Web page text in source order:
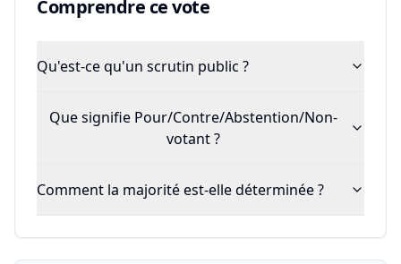
Comprendre ce vote
Qu'est-ce qu'un scrutin public ?
Que signifie Pour/Contre/Abstention/Non-
votant ?
Comment la majorité est-elle déterminée ?